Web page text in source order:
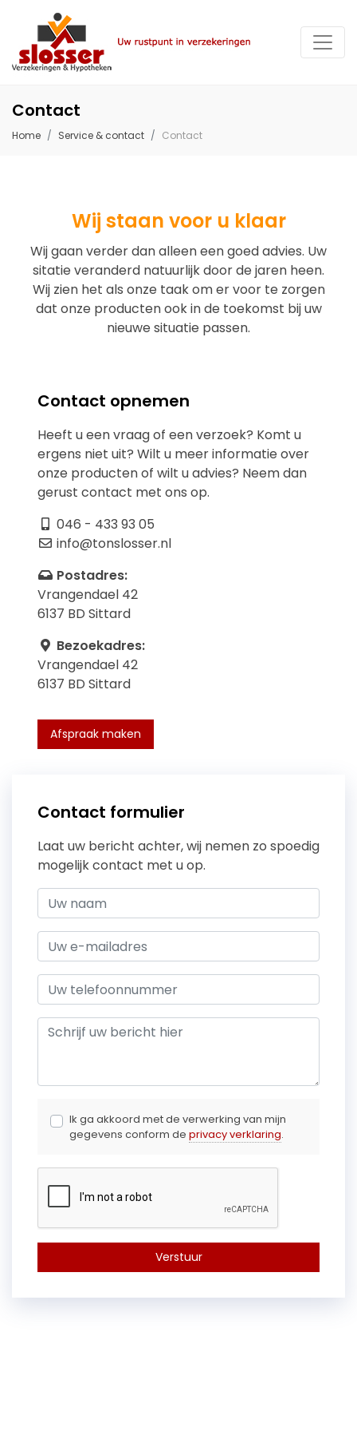
Contact
Home Service & contact Contact
Wij staan voor u klaar
Wij gaan verder dan alleen een goed advies. Uw
sitatie veranderd natuurlijk door de jaren heen.
Wij zien het als onze taak om er voor te zorgen
dat onze producten ook in de toekomst bij uw
nieuwe situatie passen.
Contact opnemen
Heeft u een vraag of een verzoek? Komt u
ergens niet uit? Wilt u meer informatie over
onze producten of wilt u advies? Neem dan
gerust contact met ons op.
046 - 433 93 05
info@tonslosser.nl
Postadres:
Vrangendael 42
6137 BD Sittard
Bezoekadres:
Vrangendael 42
6137 BD Sittard
Afspraak maken
Contact formulier
Laat uw bericht achter, wij nemen zo spoedig
mogelijk contact met u op.
Ik ga akkoord met de verwerking van mijn
gegevens conform de privacy verklaring.
Verstuur